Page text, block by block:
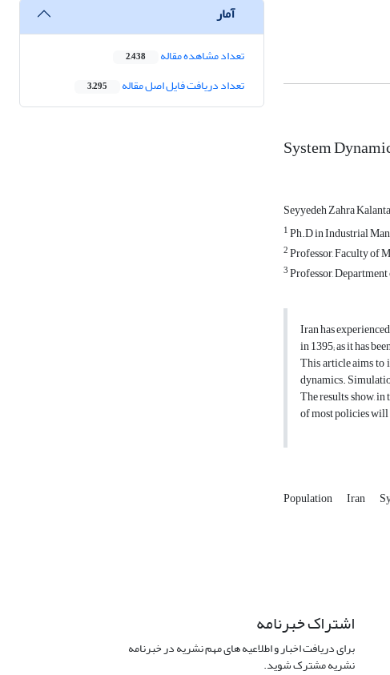
System
Seyyedeh Zahra
1Ph.D in Industrial
2Professor, Faculty of
3Professor,
Iran has
in 1395; as it has
This article aims
dynamics.
The results show,
of most policies will
Population Iran
آمار
تعداد مشاهده مقاله 2,438
تعداد دریافت فایل اصل مقاله 3,295
اشتراک خبرنامه
برای دریافت اخبار و اطلاعیه های مهم نشریه در خبرنامه
نشریه مشترک شوید.